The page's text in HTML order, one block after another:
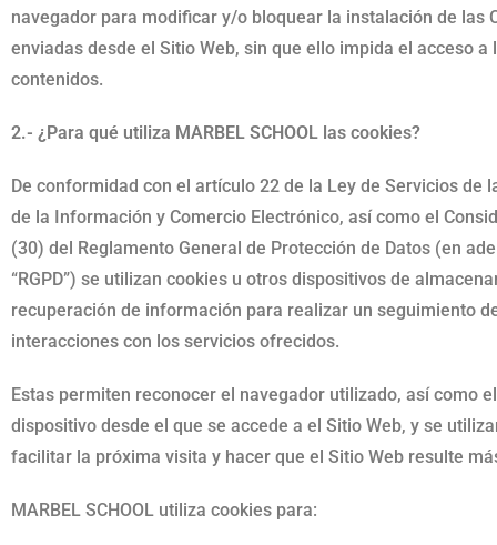
navegador para modificar y/o bloquear la instalación de las
enviadas desde el Sitio Web, sin que ello impida el acceso a
contenidos.
2.- ¿Para qué utiliza MARBEL SCHOOL las cookies?
De conformidad con el artículo 22 de la Ley de Servicios de
de la Información y Comercio Electrónico, así como el
(30) del Reglamento General de Protección de Datos (en
“RGPD”) se utilizan cookies u otros dispositivos de
recuperación de información para realizar un seguimiento
interacciones con los servicios ofrecidos.
Estas permiten reconocer el navegador utilizado, así como
dispositivo desde el que se accede a el Sitio Web, y se
facilitar la próxima visita y hacer que el Sitio Web resulte
MARBEL SCHOOL utiliza cookies para: